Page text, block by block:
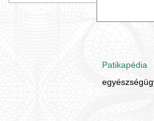
Patikapédia